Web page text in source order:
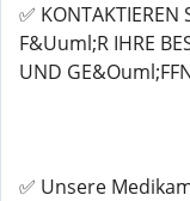
✅
F&Uuml;R IHRE
UND
✅ Unsere